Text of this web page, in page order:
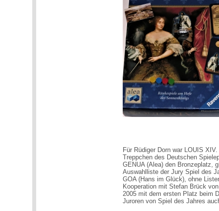
Für Rüdiger Dorn war LOUIS
Treppchen des Deutschen
GENUA (Alea) den Bronzeplatz,
Auswahlliste der Jury Spiel des
GOA (Hans im Glück), ohne
Kooperation mit Stefan Brück
2005 mit dem ersten Platz beim
Juroren von Spiel des Jahres